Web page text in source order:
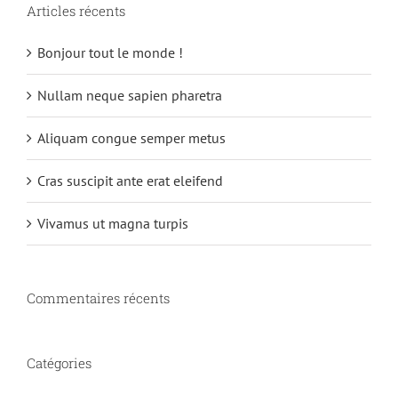
Articles récents
Bonjour tout le monde !
Nullam neque sapien pharetra
Aliquam congue semper metus
Cras suscipit ante erat eleifend
Vivamus ut magna turpis
Commentaires récents
Catégories